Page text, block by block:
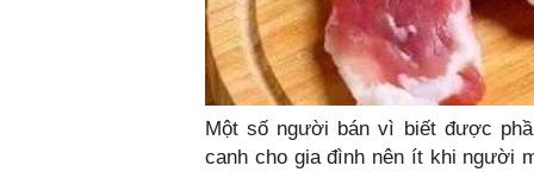
Một số người bán vì biết được
canh cho gia đình nên ít khi người